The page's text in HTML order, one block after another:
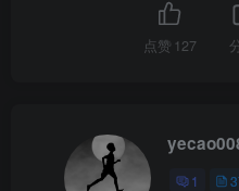
点赞 127
1